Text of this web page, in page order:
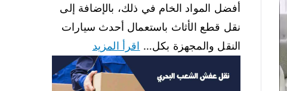
أفضل المواد الخام في ذلك، بالإضافة إلى
نقل قطع الأثاث باستعمال أحدث سيارات
النقل والمجهزة بكل… اقرأ المزيد